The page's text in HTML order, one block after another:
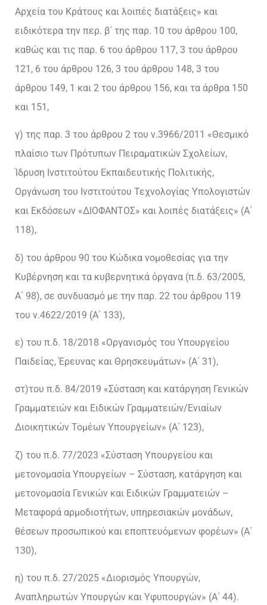
Αρχεία του Κράτους και λοιπές διατάξεις» και
ειδικότερα την περ. β΄ της παρ. 10 του άρθρου 100,
καθώς και τις παρ. 6 του άρθρου 117, 3 του άρθρου
121, 6 του άρθρου 126, 3 του άρθρου 148, 3 του
άρθρου 149, 1 και 2 του άρθρου 156, και τα άρθρα 150
και 151,
γ) της παρ. 3 του άρθρου 2 του ν.3966/2011 «Θεσμικό
πλαίσιο των Πρότυπων Πειραματικών Σχολείων,
Ίδρυση Ινστιτούτου Εκπαιδευτικής Πολιτικής,
Οργάνωση του Ινστιτούτου Τεχνολογίας Υπολογιστών
και Εκδόσεων «ΔΙΟΦΑΝΤΟΣ» και λοιπές διατάξεις» (Α΄
118),
δ) του άρθρου 90 του Κώδικα νομοθεσίας για την
Κυβέρνηση και τα κυβερνητικά όργανα (π.δ. 63/2005,
Α΄ 98), σε συνδυασμό με την παρ. 22 του άρθρου 119
του ν.4622/2019 (Α΄ 133),
ε) του π.δ. 18/2018 «Οργανισμός του Υπουργείου
Παιδείας, Έρευνας και Θρησκευμάτων» (Α΄ 31),
στ)του π.δ. 84/2019 «Σύσταση και κατάργηση Γενικών
Γραμματειών και Ειδικών Γραμματειών/Ενιαίων
Διοικητικών Τομέων Υπουργείων» (Α΄ 123),
ζ) του π.δ. 77/2023 «Σύσταση Υπουργείου και
μετονομασία Υπουργείων – Σύσταση, κατάργηση και
μετονομασία Γενικών και Ειδικών Γραμματειών –
Μεταφορά αρμοδιοτήτων, υπηρεσιακών μονάδων,
θέσεων προσωπικού και εποπτευόμενων φορέων» (Α΄
130),
η) του π.δ. 27/2025 «Διορισμός Υπουργών,
Αναπληρωτών Υπουργών και Υφυπουργών» (Α΄ 44).